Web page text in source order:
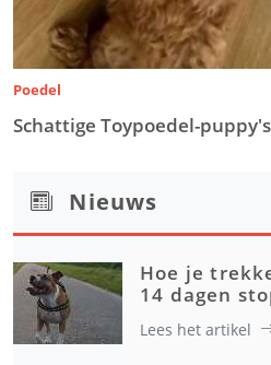
Poedel
Schattige Toypoedel-
Nieuws
Hoe je
14 dagen
Lees het artikel